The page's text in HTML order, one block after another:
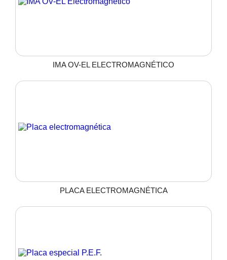
IMA OV-EL ELECTROMAGNÉTICO
PLACA ELECTROMAGNÉTICA